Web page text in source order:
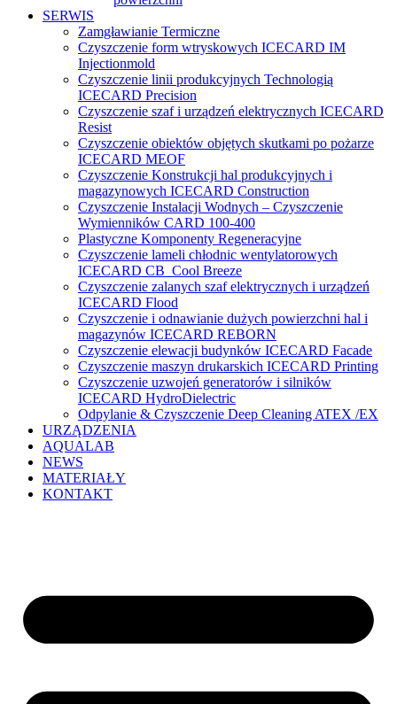
SERWIS
Zamgławianie Termiczne
Czyszczenie form wtryskowych ICECARD IM
Injectionmold
Czyszczenie linii produkcyjnych Technologią
ICECARD Precision
Czyszczenie szaf i urządzeń elektrycznych ICECARD
Resist
Czyszczenie obiektów objętych skutkami po pożarze
ICECARD MEOF
Czyszczenie Konstrukcji hal produkcyjnych i
magazynowych ICECARD Construction
Czyszczenie Instalacji Wodnych – Czyszczenie
Wymienników CARD 100-400
Plastyczne Komponenty Regeneracyjne
Czyszczenie lameli chłodnic wentylatorowych
ICECARD CB Cool Breeze
Czyszczenie zalanych szaf elektrycznych i urządzeń
ICECARD Flood
Czyszczenie i odnawianie dużych powierzchni hal i
magazynów ICECARD REBORN
Czyszczenie elewacji budynków ICECARD Facade
Czyszczenie maszyn drukarskich ICECARD Printing
Czyszczenie uzwojeń generatorów i silników
ICECARD HydroDielectric
Odpylanie & Czyszczenie Deep Cleaning ATEX /EX
URZĄDZENIA
AQUALAB
NEWS
MATERIAŁY
KONTAKT